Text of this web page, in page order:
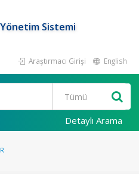
Sistemi
Araştırmacı Girişi English
Detaylı Arama